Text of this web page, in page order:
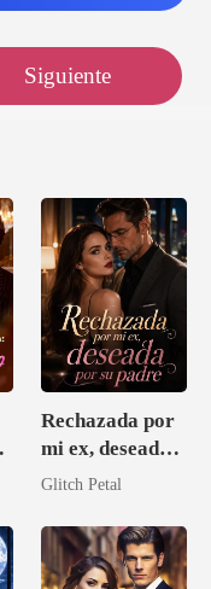
Siguiente
Rechazada por
mi ex, deseada
por su padre
Glitch Petal